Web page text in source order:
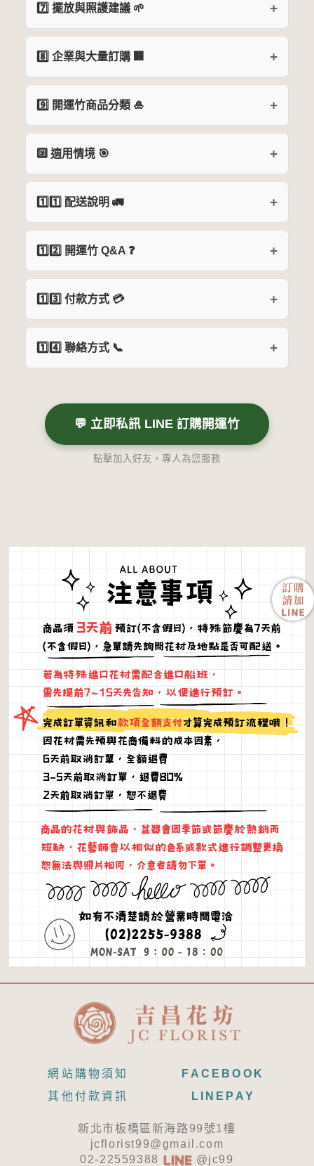
7️⃣ 擺放與照護建議 🌱
8️⃣ 企業與大量訂購 🏢
9️⃣ 開運竹商品分類 🎍
🔟 適用情境 🎯
1️⃣1️⃣ 配送說明 🚛
1️⃣2️⃣ 開運竹 Q&A ❓
1️⃣3️⃣ 付款方式 💳
1️⃣4️⃣ 聯絡方式 📞
💬 立即私訊 LINE 訂購開運竹
點擊加入好友，專人為您服務
網站購物須知
其他付款資訊
FACEBOOK
LINEPAY
新北市板橋區新海路99號1樓
jcflorist99@gmail.com
02-22559388
@jc99